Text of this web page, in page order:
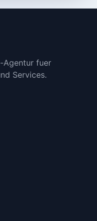
Agentur fuer
Services.